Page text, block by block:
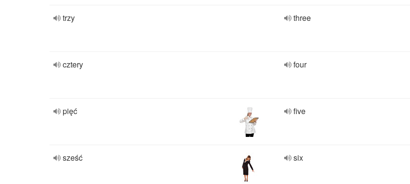
trzy three
cztery four
pięć five
sześć six